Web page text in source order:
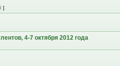
]
4-7 октября 2012 года